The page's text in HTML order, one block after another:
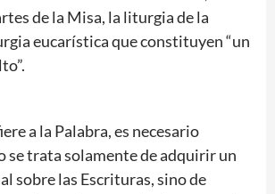
de la Misa, la liturgia de la
eucarística que constituyen “un
a la Palabra, es necesario
se trata solamente de adquirir un
sobre las Escrituras, sino de